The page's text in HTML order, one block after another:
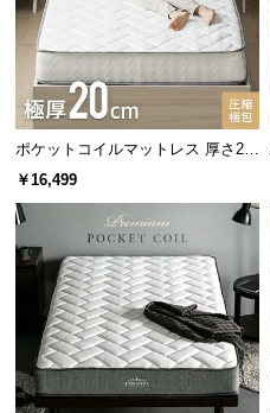
ポケットコイルマットレス 厚さ20
cm D
￥16,499